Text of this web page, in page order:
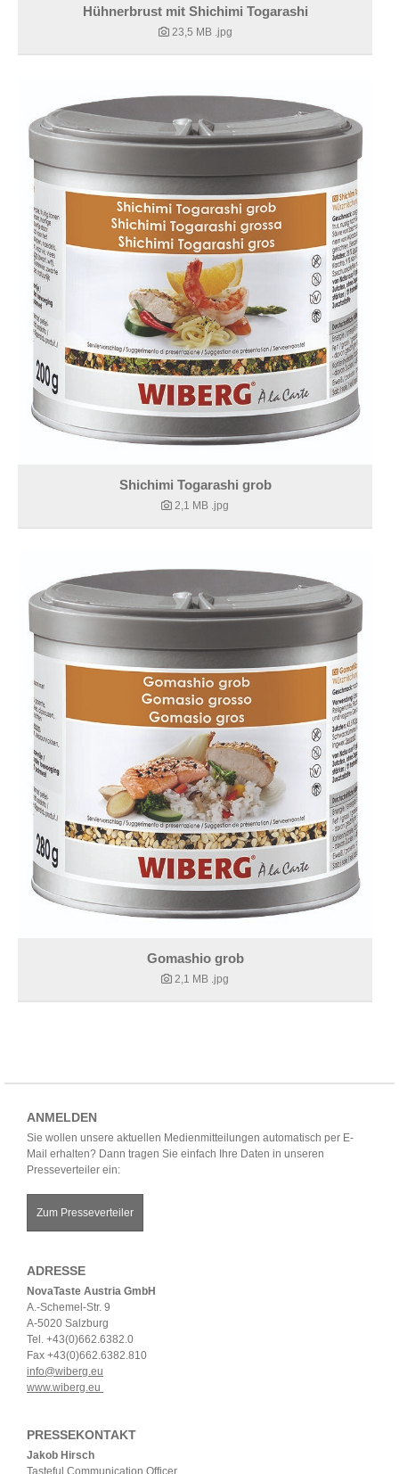
Hühnerbrust mit Shichimi Togarashi
23,5 MB .jpg
Shichimi Togarashi grob
2,1 MB .jpg
Gomashio grob
2,1 MB .jpg
ANMELDEN
Sie wollen unsere aktuellen Medienmitteilungen automatisch per E-
Mail erhalten? Dann tragen Sie einfach Ihre Daten in unseren
Presseverteiler ein:
Zum Presseverteiler
ADRESSE
NovaTaste Austria GmbH
A.-Schemel-Str. 9
A-5020 Salzburg
Tel. +43(0)662.6382.0
Fax +43(0)662.6382.810
info@wiberg.eu
www.wiberg.eu
PRESSEKONTAKT
Jakob Hirsch